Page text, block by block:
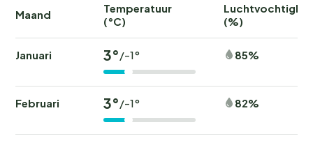
Maand
Temperatuur
(°C)
(%)
Januari 3°/-1° 85%
Februari 3°/-1° 82%